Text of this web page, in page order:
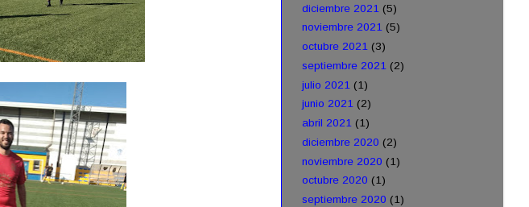
diciembre 2021 (5)
noviembre 2021 (5)
octubre 2021 (3)
septiembre 2021 (2)
julio 2021 (1)
junio 2021 (2)
abril 2021 (1)
diciembre 2020 (2)
noviembre 2020 (1)
octubre 2020 (1)
septiembre 2020 (1)